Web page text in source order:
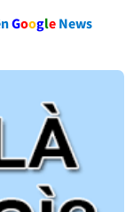
Google News